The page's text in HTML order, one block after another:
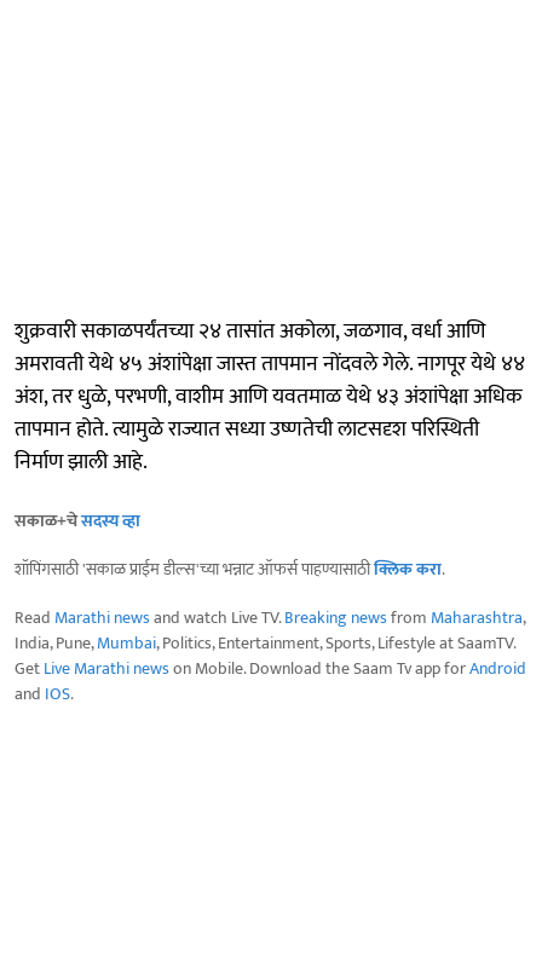
शुक्रवारी सकाळपर्यंतच्या २४ तासांत अकोला, जळगाव, वर्धा आणि
अमरावती येथे ४५ अंशांपेक्षा जास्त तापमान नोंदवले गेले. नागपूर येथे ४४
अंश, तर धुळे, परभणी, वाशीम आणि यवतमाळ येथे ४३ अंशांपेक्षा अधिक
तापमान होते. त्यामुळे राज्यात सध्या उष्णतेची लाटसदृश परिस्थिती
निर्माण झाली आहे.
सकाळ+चेसदस्य व्हा
शॉपिंगसाठी 'सकाळ प्राईम डील्स'च्या भन्नाट ऑफर्स पाहण्यासाठीक्लिक करा.
Read Marathi newsand watch Live TV.Breaking newsfrom Maharashtra,
India, Pune,Mumbai, Politics, Entertainment, Sports, Lifestyle at SaamTV.
GetLive Marathi newson Mobile. Download the Saam Tv app forAndroid
and IOS.